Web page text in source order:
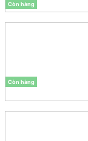
Còn hàng
Còn hàng